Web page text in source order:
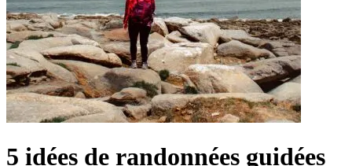
5 idées de randonnées guidées